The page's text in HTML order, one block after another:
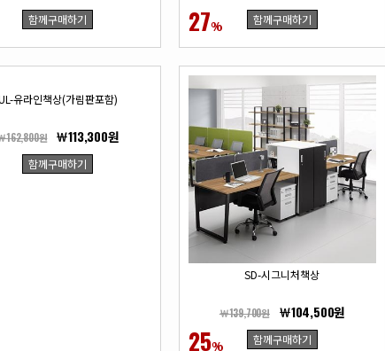
함께구매하기 27% 함께구매하기
유라인책상(가림판포함)
162,800원 ￦113,300원
함께구매하기
25%
SD-시그니처책상
￦139,700원 ￦104,500원
함께구매하기